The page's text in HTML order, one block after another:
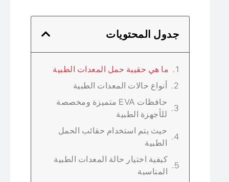
جدول المحتويات
ما هي حقيبة حمل المعدات الطبية
أنواع حالات المعدات الطبية
حافظات EVA متميزة ومخصصة
للأجهزة الطبية
حيث يتم استخدام حقائب الحمل
الطبية
كيفية اختيار حالة المعدات الطبية
المناسبة